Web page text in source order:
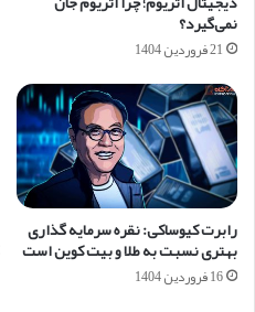
نمی‌گیرد؟
21 فروردین 1404
رابرت کیوساکی: نقره سرمایه گذاری
بهتری نسبت به طلا و بیت کوین است
16 فروردین 1404